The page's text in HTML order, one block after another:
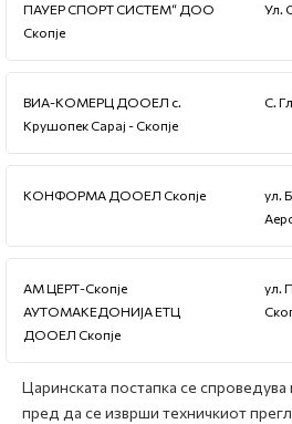
ПАУЕР СПОРТ СИСТЕМ“ ДОО
Скопје
Ул.
ВИА-КОМЕРЦ ДООЕЛ с.
Крушопек Сарај - Скопје
С.
КОНФОРМА ДООЕЛ Скопје
ул.
АМ ЦЕРТ-Скопје
АУТОМАКЕДОНИЈА ЕТЦ
ДООЕЛ Скопје
ул.
Царинската постапка се спроведува
пред да се изврши техничкиот